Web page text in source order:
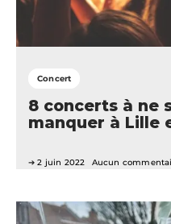
Concert
8 concerts à ne
manquer à Lille
2 juin 2022 Aucun